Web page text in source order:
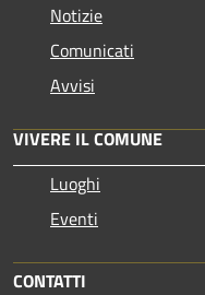
Notizie
Comunicati
Avvisi
VIVERE IL COMUNE
Luoghi
Eventi
CONTATTI